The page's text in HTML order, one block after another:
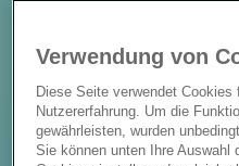
Verwendung von
Diese Seite verwendet
Nutzererfahrung. Um die
gewährleisten, wurden
Sie können unten Ihre Auswahl